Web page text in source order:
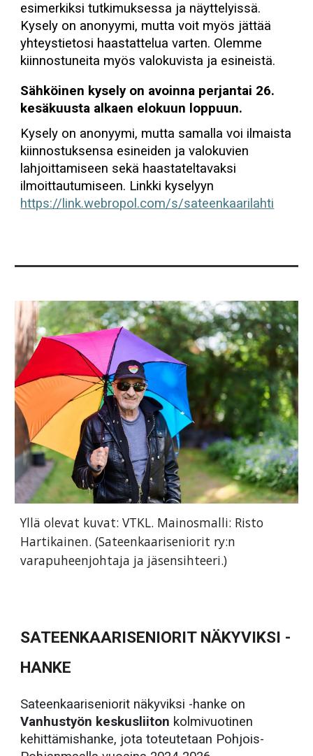
esimerkiksi tutkimuksessa ja näyttelyissä.
Kysely on anonyymi, mutta voit myös jättää
yhteystietosi haastattelua varten. Olemme
kiinnostuneita myös valokuvista ja esineistä.
Sähköinen kysely on avoinna perjantai 26.
kesäkuusta alkaen elokuun loppuun.
Kysely on anonyymi, mutta samalla voi ilmaista
kiinnostuksensa esineiden ja valokuvien
lahjoittamiseen sekä haastateltavaksi
ilmoittautumiseen. Linkki kyselyyn
https://link.webropol.com/s/sateenkaarilahti
Yllä olevat kuvat: VTKL. Mainosmalli: Risto
Hartikainen. (Sateenkaariseniorit ry:n
varapuheenjohtaja ja jäsensihteeri.)
SATEENKAARISENIORIT NÄKYVIKSI -
HANKE
Sateenkaariseniorit näkyviksi -hanke on
Vanhustyön keskusliiton kolmivuotinen
kehittämishanke, jota toteutetaan Pohjois-